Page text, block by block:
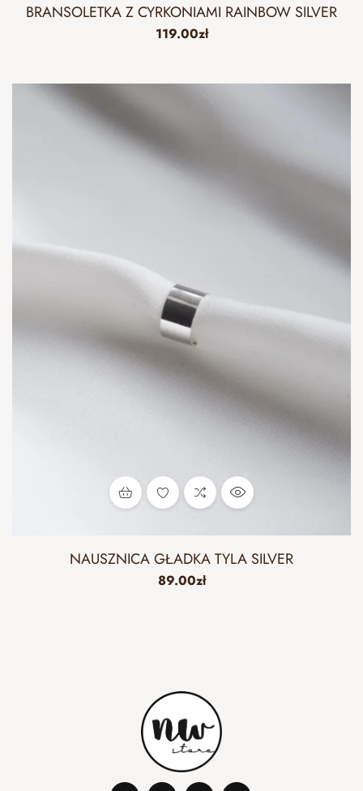
BRANSOLETKA Z CYRKONIAMI RAINBOW SILVER
119.00zł
NAUSZNICA GŁADKA TYLA SILVER
89.00zł